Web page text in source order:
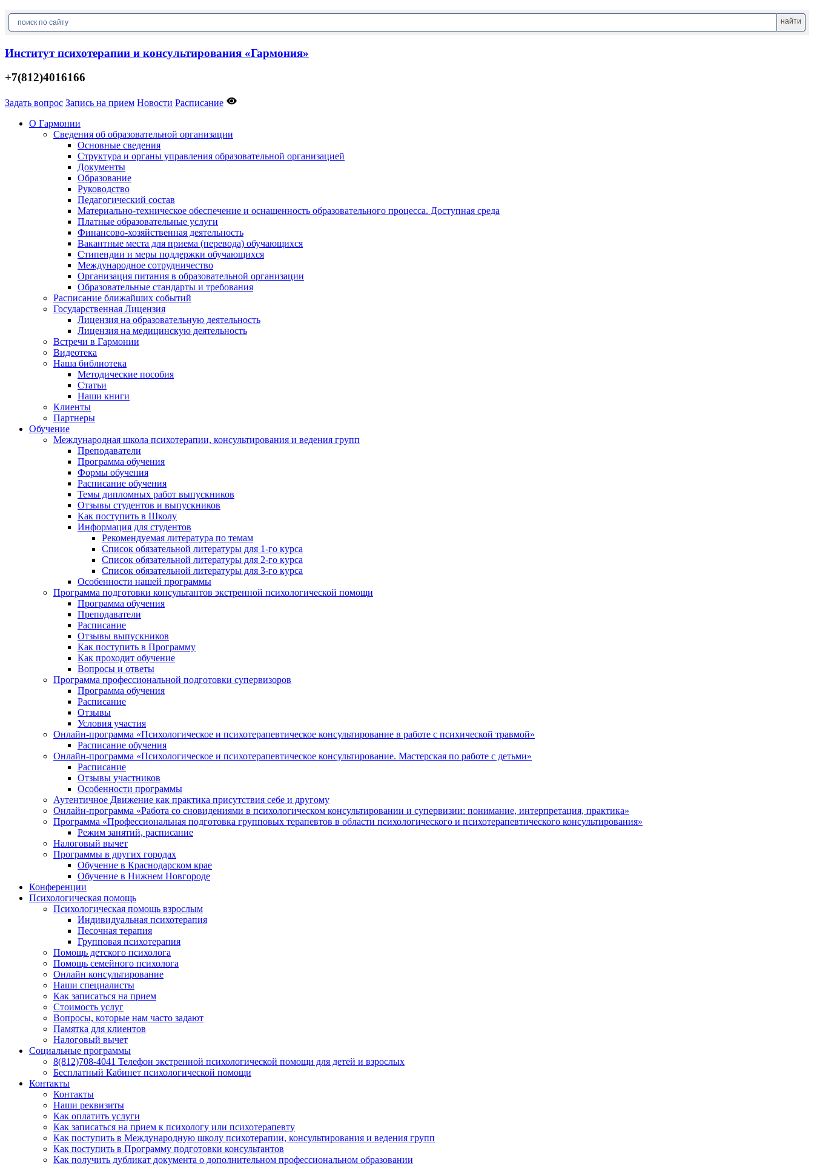
Институт психотерапии и консультирования «Гармония»
+7(812)4016166
Задать вопрос Запись на прием Новости Расписание
О Гармонии
Сведения об образовательной организации
Основные сведения
Структура и органы управления образовательной организацией
Документы
Образование
Руководство
Педагогический состав
Материально-техническое обеспечение и оснащенность образовательного процесса. Доступная среда
Платные образовательные услуги
Финансово-хозяйственная деятельность
Вакантные места для приема (перевода) обучающихся
Стипендии и меры поддержки обучающихся
Международное сотрудничество
Организация питания в образовательной организации
Образовательные стандарты и требования
Расписание ближайших событий
Государственная Лицензия
Лицензия на образовательную деятельность
Лицензия на медицинскую деятельность
Встречи в Гармонии
Видеотека
Наша библиотека
Методические пособия
Статьи
Наши книги
Клиенты
Партнеры
Обучение
Международная школа психотерапии, консультирования и ведения групп
Преподаватели
Программа обучения
Формы обучения
Расписание обучения
Темы дипломных работ выпускников
Отзывы студентов и выпускников
Как поступить в Школу
Информация для студентов
Рекомендуемая литература по темам
Список обязательной литературы для 1-го курса
Список обязательной литературы для 2-го курса
Список обязательной литературы для 3-го курса
Особенности нашей программы
Программа подготовки консультантов экстренной психологической помощи
Программа обучения
Преподаватели
Расписание
Отзывы выпускников
Как поступить в Программу
Как проходит обучение
Вопросы и ответы
Программа профессиональной подготовки супервизоров
Программа обучения
Расписание
Отзывы
Условия участия
Онлайн-программа «Психологическое и психотерапевтическое консультирование в работе с психической травмой»
Расписание обучения
Онлайн-программа «Психологическое и психотерапевтическое консультирование. Мастерская по работе с детьми»
Расписание
Отзывы участников
Особенности программы
Аутентичное Движение как практика присутствия себе и другому
Онлайн-программа «Работа со сновидениями в психологическом консультировании и супервизии: понимание, интерпретация, практика»
Программа «Профессиональная подготовка групповых терапевтов в области психологического и психотерапевтического консультирования»
Режим занятий, расписание
Налоговый вычет
Программы в других городах
Обучение в Краснодарском крае
Обучение в Нижнем Новгороде
Конференции
Психологическая помощь
Психологическая помощь взрослым
Индивидуальная психотерапия
Песочная терапия
Групповая психотерапия
Помощь детского психолога
Помощь семейного психолога
Онлайн консультирование
Наши специалисты
Как записаться на прием
Стоимость услуг
Вопросы, которые нам часто задают
Памятка для клиентов
Налоговый вычет
Социальные программы
8(812)708-4041 Телефон экстренной психологической помощи для детей и взрослых
Бесплатный Кабинет психологической помощи
Контакты
Контакты
Наши реквизиты
Как оплатить услуги
Как записаться на прием к психологу или психотерапевту
Как поступить в Международную школу психотерапии, консультирования и ведения групп
Как поступить в Программу подготовки консультантов
Как получить дубликат документа о дополнительном профессиональном образовании